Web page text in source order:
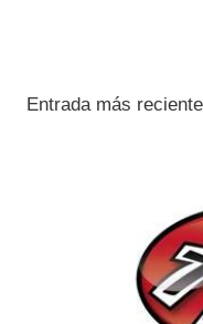
Entrada más reciente